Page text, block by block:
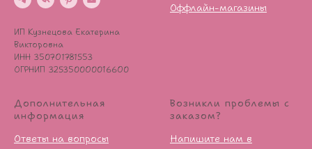
ИП Кузнецова Екатерина
Викторовна
ИНН 350701781553
ОГРНИП 325350000016600
Оффлайн-магазины
Дополнительная
информация
Ответы на вопросы
Возникли проблемы с
заказом?
Напишите нам в